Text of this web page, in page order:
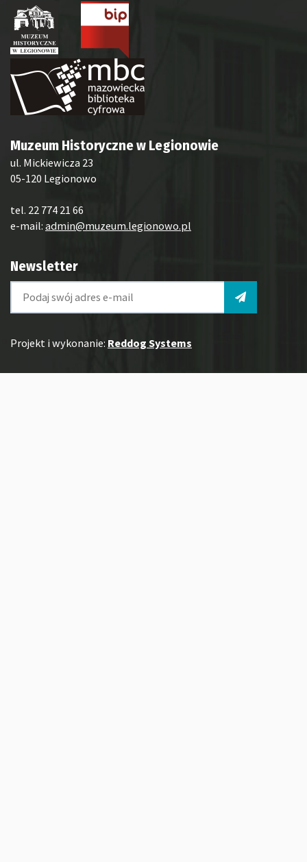
Muzeum Historyczne w Legionowie
ul. Mickiewicza 23
05-120 Legionowo
tel. 22 774 21 66
e-mail: admin@muzeum.legionowo.pl
Newsletter
Projekt i wykonanie: Reddog Systems